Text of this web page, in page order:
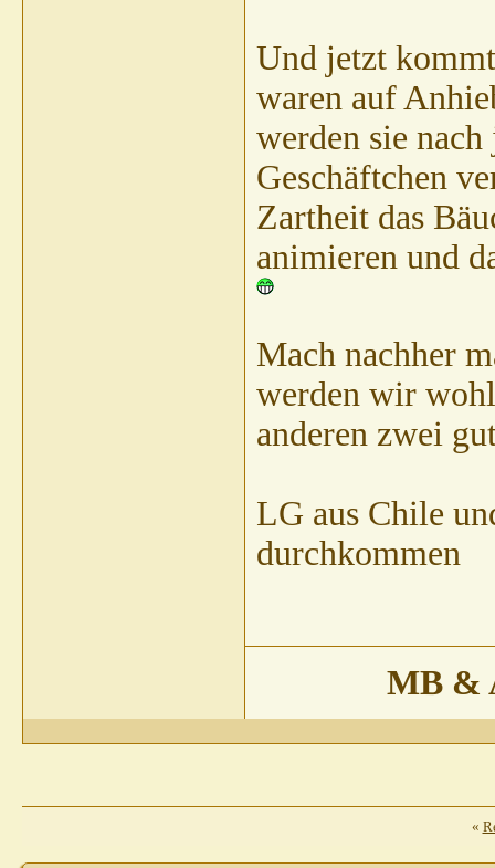
Und jetzt
waren auf
werden sie
Geschäftchen
Zartheit das
animieren und
Mach nachher
werden wir
anderen zwei
LG aus Chile
durchkommen
MB &
«